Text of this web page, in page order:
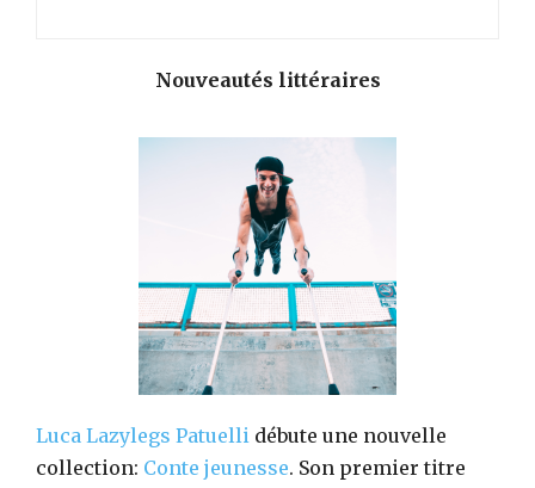
Nouveautés littéraires
Luca Lazylegs Patuelli débute une nouvelle
collection: Conte jeunesse. Son premier titre